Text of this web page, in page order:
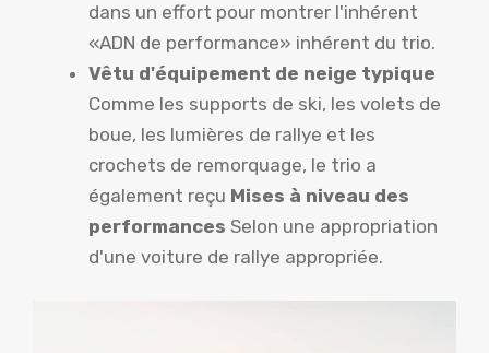
dans un effort pour montrer l'inhérent
«ADN de performance» inhérent du trio.
Vêtu d'équipement de neige typique
Comme les supports de ski, les volets de
boue, les lumières de rallye et les
crochets de remorquage, le trio a
également reçu Mises à niveau des
performances Selon une appropriation
d'une voiture de rallye appropriée.